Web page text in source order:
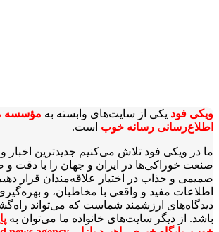
ویکی‌ فود یکی از سایت‌های وابسته به مؤسسه
اطلاع‌رسانی رسانه خوب است.
ما در ویکی‌ فود تلاش می‌کنیم جدیدترین اخبار
صنعت خوراکی‌ها در ایران و جهان را با دقت
صمیمی و جذاب در اختیار علاقه‌مندان قرار
اطلاعات مفید و واقعی با مخاطبان، و
دیدگاه‌های ارزشمند شماست که می‌تواند
باشد. از دیگر سایت‌های خانواده ما می‌توان به